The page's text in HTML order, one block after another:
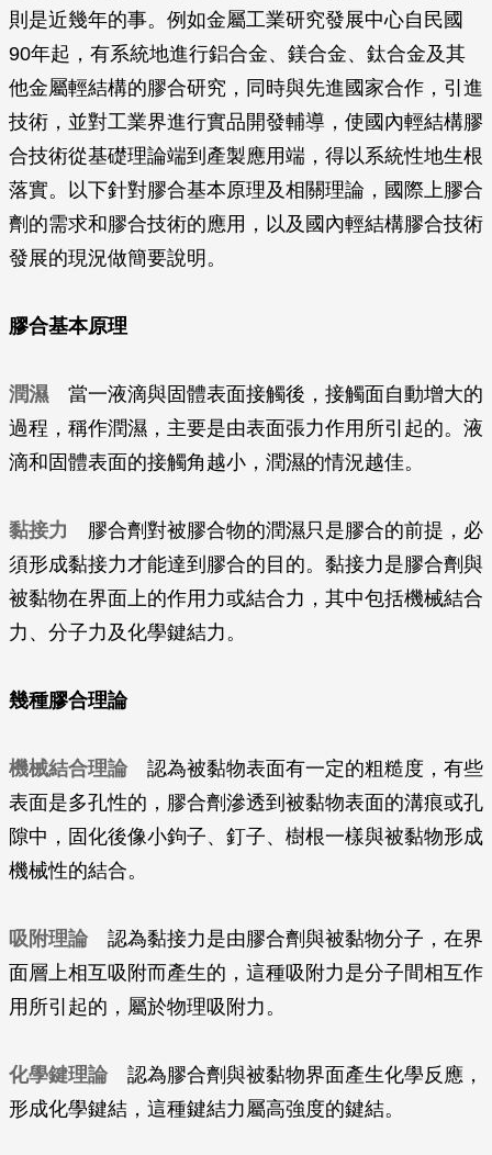
則是近幾年的事。例如金屬工業研究發展中心自民國
90年起，有系統地進行鋁合金、鎂合金、鈦合金及其
他金屬輕結構的膠合研究，同時與先進國家合作，引進
技術，並對工業界進行實品開發輔導，使國內輕結構膠
合技術從基礎理論端到產製應用端，得以系統性地生根
落實。以下針對膠合基本原理及相關理論，國際上膠合
劑的需求和膠合技術的應用，以及國內輕結構膠合技術
發展的現況做簡要說明。
膠合基本原理
潤濕當一液滴與固體表面接觸後，接觸面自動增大的
過程，稱作潤濕，主要是由表面張力作用所引起的。液
滴和固體表面的接觸角越小，潤濕的情況越佳。
黏接力 膠合劑對被膠合物的潤濕只是膠合的前提，必
須形成黏接力才能達到膠合的目的。黏接力是膠合劑與
被黏物在界面上的作用力或結合力，其中包括機械結合
力、分子力及化學鍵結力。
幾種膠合理論
機械結合理論認為被黏物表面有一定的粗糙度，有些
表面是多孔性的，膠合劑滲透到被黏物表面的溝痕或孔
隙中，固化後像小鉤子、釘子、樹根一樣與被黏物形成
機械性的結合。
吸附理論認為黏接力是由膠合劑與被黏物分子，在界
面層上相互吸附而產生的，這種吸附力是分子間相互作
用所引起的，屬於物理吸附力。
化學鍵理論認為膠合劑與被黏物界面產生化學反應，
形成化學鍵結，這種鍵結力屬高強度的鍵結。